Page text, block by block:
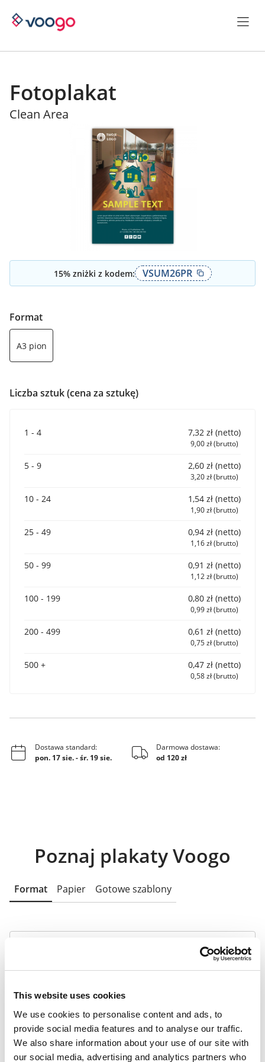
This website uses cookies
We use cookies to personalise content and ads, to
provide social media features and to analyse our traffic.
We also share information about your use of our site with
our social media, advertising and analytics partners who
Fotoplakat
Clean Area
15% zniżki z kodem: VSUM26PR
Format
A3 pion
Liczba sztuk (cena za sztukę)
1 - 4 7,32 zł (netto)
9,00 zł (brutto)
5 - 9 2,60 zł (netto)
3,20 zł (brutto)
10 - 24 1,54 zł (netto)
1,90 zł (brutto)
25 - 49 0,94 zł (netto)
1,16 zł (brutto)
50 - 99 0,91 zł (netto)
1,12 zł (brutto)
100 - 199 0,80 zł (netto)
0,99 zł (brutto)
200 - 499 0,61 zł (netto)
0,75 zł (brutto)
500 + 0,47 zł (netto)
0,58 zł (brutto)
Dostawa standard:
pon. 17 sie.-śr. 19 sie.
Darmowa dostawa:
od 120 zł
Poznaj plakaty Voogo
Format Papier Gotowe szablony
Praktyczny wymiar A3
dzięki czemu plakat jest czytelny nawet z
większej odległości. Idealny, kiedy chcesz
przyciągnąć uwagę.